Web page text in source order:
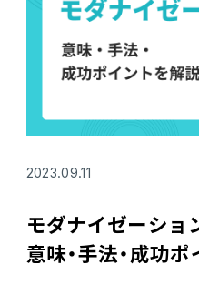
2023.09.11
モダナイゼーショ
意味・手法・成功